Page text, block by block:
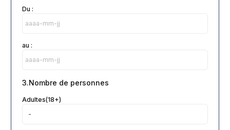
Du :
au :
3.Nombre de personnes
Adultes(18+)